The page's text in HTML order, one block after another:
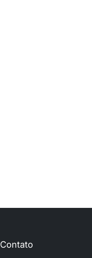
Contato